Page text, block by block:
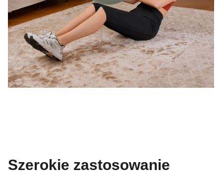
Szerokie zastosowanie